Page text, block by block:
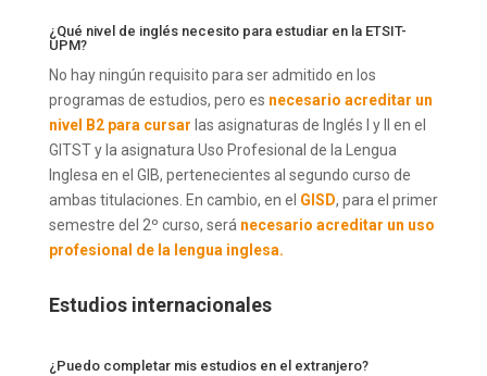
¿Qué nivel de inglés necesito para estudiar en la ETSIT-
UPM?
No hay ningún requisito para ser admitido en los
programas de estudios, pero es necesario acreditar un
nivel B2 para cursar las asignaturas de Inglés I y II en el
GITST y la asignatura Uso Profesional de la Lengua
Inglesa en el GIB, pertenecientes al segundo curso de
ambas titulaciones. En cambio, en el GISD, para el primer
semestre del 2º curso, será necesario acreditar un uso
profesional de la lengua inglesa.
Estudios internacionales
¿Puedo completar mis estudios en el extranjero?